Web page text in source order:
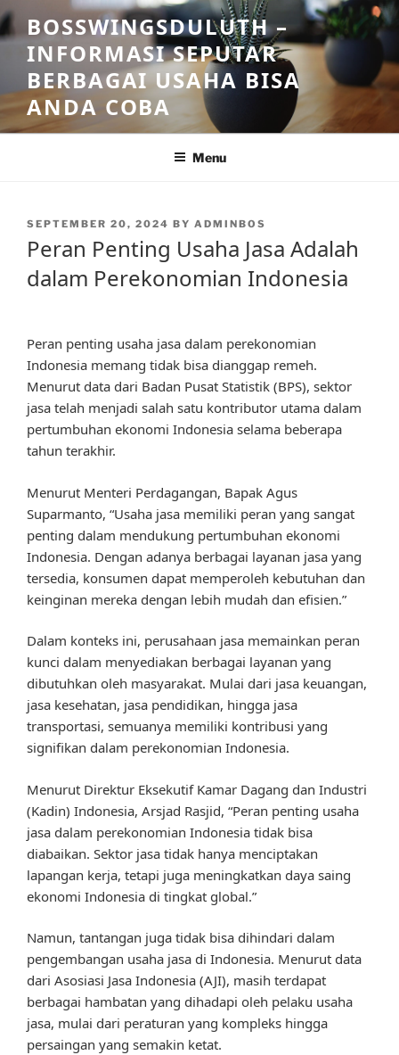
Skip
to
content
BOSSWINGSDULUTH –
INFORMASI SEPUTAR
BERBAGAI USAHA BISA
ANDA COBA
Menu
POSTED
SEPTEMBER 20, 2024 BY ADMINBOS
Peran Penting Usaha Jasa Adalah
dalam Perekonomian Indonesia
Peran penting usaha jasa dalam perekonomian
Indonesia memang tidak bisa dianggap remeh.
Menurut data dari Badan Pusat Statistik (BPS), sektor
jasa telah menjadi salah satu kontributor utama dalam
pertumbuhan ekonomi Indonesia selama beberapa
tahun terakhir.
Menurut Menteri Perdagangan, Bapak Agus
Suparmanto, “Usaha jasa memiliki peran yang sangat
penting dalam mendukung pertumbuhan ekonomi
Indonesia. Dengan adanya berbagai layanan jasa yang
tersedia, konsumen dapat memperoleh kebutuhan dan
keinginan mereka dengan lebih mudah dan efisien.”
Dalam konteks ini, perusahaan jasa memainkan peran
kunci dalam menyediakan berbagai layanan yang
dibutuhkan oleh masyarakat. Mulai dari jasa keuangan,
jasa kesehatan, jasa pendidikan, hingga jasa
transportasi, semuanya memiliki kontribusi yang
signifikan dalam perekonomian Indonesia.
Menurut Direktur Eksekutif Kamar Dagang dan Industri
(Kadin) Indonesia, Arsjad Rasjid, “Peran penting usaha
jasa dalam perekonomian Indonesia tidak bisa
diabaikan. Sektor jasa tidak hanya menciptakan
lapangan kerja, tetapi juga meningkatkan daya saing
ekonomi Indonesia di tingkat global.”
Namun, tantangan juga tidak bisa dihindari dalam
pengembangan usaha jasa di Indonesia. Menurut data
dari Asosiasi Jasa Indonesia (AJI), masih terdapat
berbagai hambatan yang dihadapi oleh pelaku usaha
jasa, mulai dari peraturan yang kompleks hingga
persaingan yang semakin ketat.